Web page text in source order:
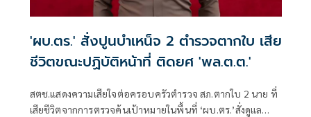
'ผบ.ตร.' สั่งปูนบำเหน็จ 2 ตำรวจตากใบ เสีย
ชีวิตขณะปฏิบัติหน้าที่ ติดยศ 'พล.ต.ต.'
สตช.แสดงความเสียใจต่อครอบครัวตำรวจ สภ.ตากใบ 2 นาย ที่
เสียชีวิตจากการตรวจค้นเป้าหมายในพื้นที่ ‘ผบ.ตร.’สั่งดูแล